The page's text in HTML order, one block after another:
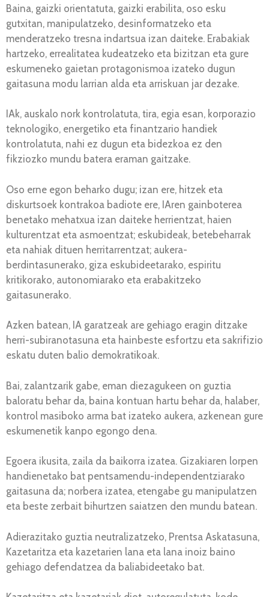
Baina, gaizki orientatuta, gaizki erabilita, oso esku
gutxitan, manipulatzeko, desinformatzeko eta
menderatzeko tresna indartsua izan daiteke. Erabakiak
hartzeko, errealitatea kudeatzeko eta bizitzan eta gure
eskumeneko gaietan protagonismoa izateko dugun
gaitasuna modu larrian alda eta arriskuan jar dezake.
IAk, auskalo nork kontrolatuta, tira, egia esan, korporazio
teknologiko, energetiko eta finantzario handiek
kontrolatuta, nahi ez dugun eta bidezkoa ez den
fikziozko mundu batera eraman gaitzake.
Oso erne egon beharko dugu; izan ere, hitzek eta
diskurtsoek kontrakoa badiote ere, IAren gainboterea
benetako mehatxua izan daiteke herrientzat, haien
kulturentzat eta asmoentzat; eskubideak, betebeharrak
eta nahiak dituen herritarrentzat; aukera-
berdintasunerako, giza eskubideetarako, espiritu
kritikorako, autonomiarako eta erabakitzeko
gaitasunerako.
Azken batean, IA garatzeak are gehiago eragin ditzake
herri-subiranotasuna eta hainbeste esfortzu eta sakrifizio
eskatu duten balio demokratikoak.
Bai, zalantzarik gabe, eman diezagukeen on guztia
baloratu behar da, baina kontuan hartu behar da, halaber,
kontrol masiboko arma bat izateko aukera, azkenean gure
eskumenetik kanpo egongo dena.
Egoera ikusita, zaila da baikorra izatea. Gizakiaren lorpen
handienetako bat pentsamendu-independentziarako
gaitasuna da; norbera izatea, etengabe gu manipulatzen
eta beste zerbait bihurtzen saiatzen den mundu batean.
Adierazitako guztia neutralizatzeko, Prentsa Askatasuna,
Kazetaritza eta kazetarien lana eta lana inoiz baino
gehiago defendatzea da baliabideetako bat.